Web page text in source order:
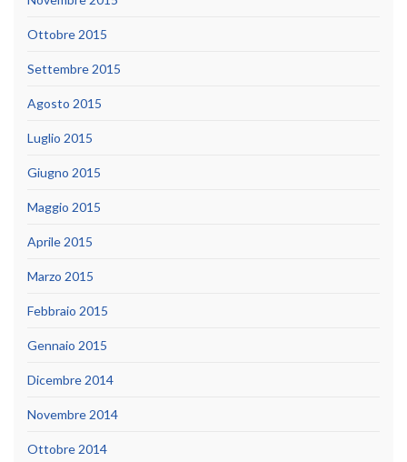
Ottobre 2015
Settembre 2015
Agosto 2015
Luglio 2015
Giugno 2015
Maggio 2015
Aprile 2015
Marzo 2015
Febbraio 2015
Gennaio 2015
Dicembre 2014
Novembre 2014
Ottobre 2014